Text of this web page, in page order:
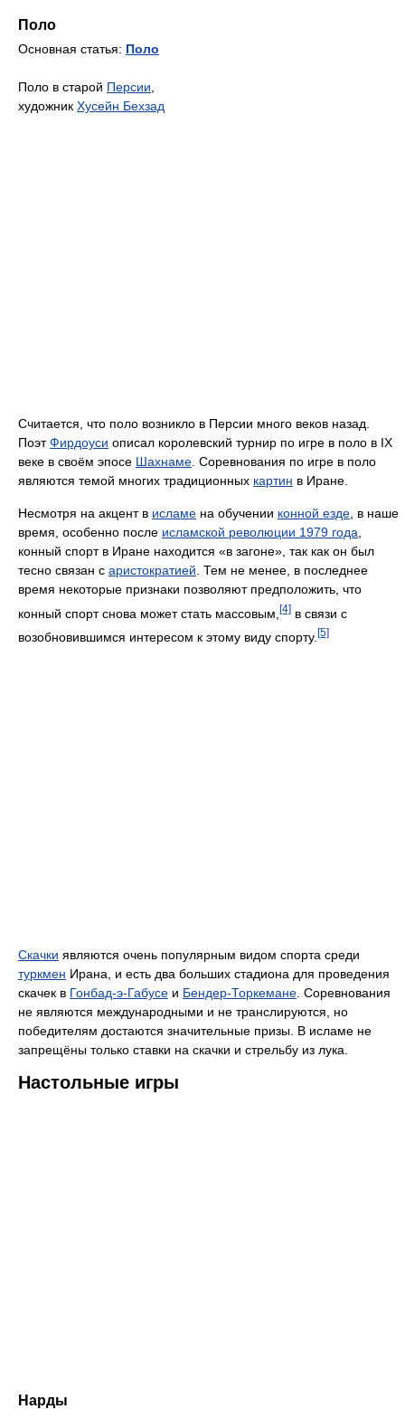
Поло
Основная статья: Поло
Поло в старой Персии
художник Хусейн Бехзад
Считается, что поло возникло в Персии много веков назад.
ПоэтФирдоуси описал королевский турнир по игре в поло в IX
веке в своём эпосе Шахнаме . Соревнования по игре в поло
являются темой многих традиционных картин в Иране.
Несмотря на акцент в исламе на обучении конной езде , в наше
время, особенно после исламской революции 1979 года
конный спорт в Иране находится «в загоне», так как он был
тесно связан с аристократией . Тем не менее, в последнее
время некоторые признаки позволяют предположить, что
конный спорт снова может стать массовым, [4] в связи с
возобновившимся интересом к этому виду спорту. [5]
Скачки являются очень популярным видом спорта среди
туркмен Ирана, и есть два больших стадиона для проведения
скачек в Гонбад-э-Габусе и Бендер-Торкемане . Соревнования
не являются международными и не транслируются, но
победителям достаются значительные призы. В исламе не
запрещёны только ставки на скачки и стрельбу из лука.
Настольные игры
Нарды